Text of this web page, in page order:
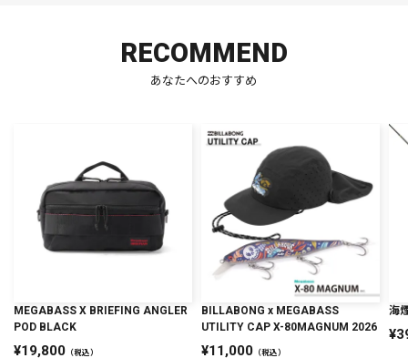
RECOMMEND
あなたへのおすすめ
MEGABASS X BRIEFING ANGLER
POD BLACK
19,800 （税込）
BILLABONG x MEGABASS
UTILITY CAP X-80MAGNUM 2026
11,000（税込）
海